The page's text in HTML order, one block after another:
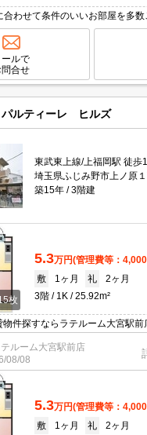
合わせて条件のいいお部屋を多数
ウジングまで是非お問い合わせ
ールで
問合せ
パルティーレ ヒルズ
東武東上線/上福岡駅 徒歩
埼玉県ふじみ野市上ノ原１
築15年
3階建
枚
5.3万円(管理費等：
敷
1ヶ月 礼
2ヶ月
3階
1K 25.92m²
件探すならラテルーム大宮駅前
います！ 【入居審査不安な方】
】ご相談ください！！ ※仲介手
物件を契約に限る』
ルーム大宮駅前店
08/08
5.3万円(管理費等：
敷
1ヶ月 礼
2ヶ月